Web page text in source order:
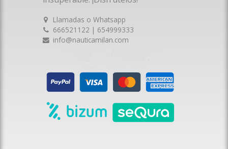
Llamadas o Whatsapp
666521122 | 654999333
info@nauticamilan.com